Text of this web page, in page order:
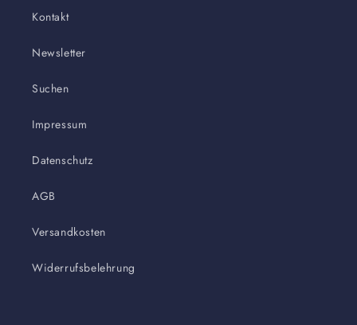
Kontakt
Newsletter
Suchen
Impressum
Datenschutz
AGB
Versandkosten
Widerrufsbelehrung